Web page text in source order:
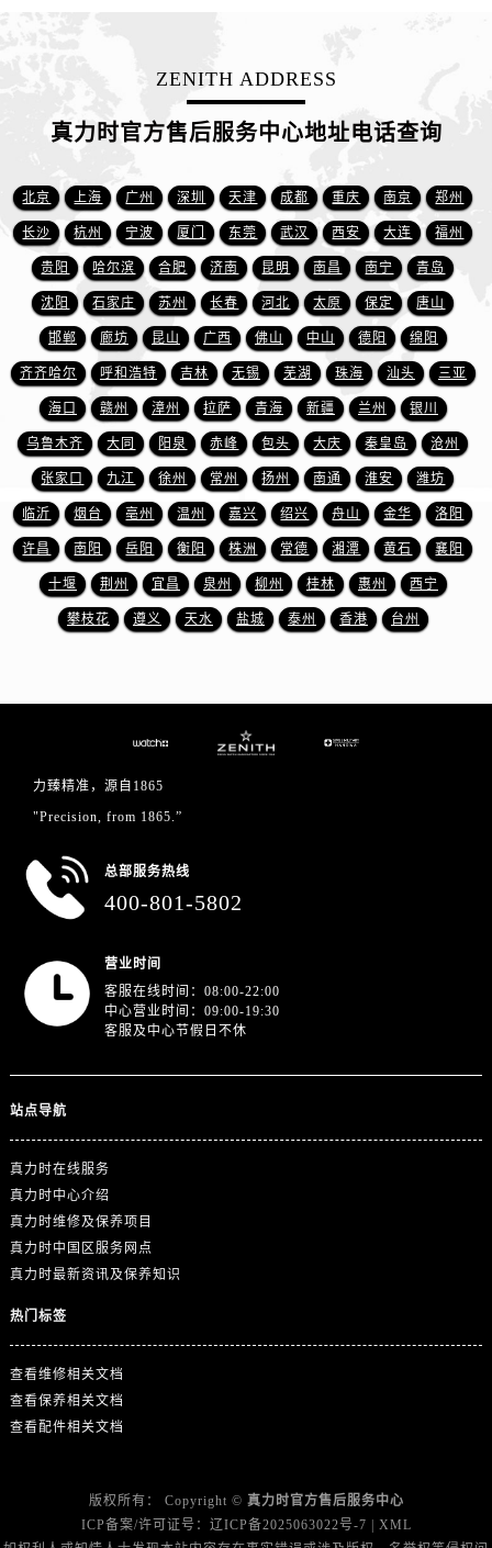
四川省阿坝州市马尔康市团结街真力时售后服务中心（需提前预约）
四川省成都市锦江区人民东路6号SAC东原中心24层2406B室真力时售后服务中心（需提前预约）
四川省达州市通川区中心广场、老车坝真力时售后服务中心（需提前预约）
四川省德阳市旌阳区长江西路、南街真力时售后服务中心（需提前预约）
四川省甘孜州市康定市情歌广场、箭炉街真力时售后服务中心（需提前预约）
四川省广安市广安区建安南路真力时售后服务中心（需提前预约）
四川省广元市利州区老城南北街、东大街真力时售后服务中心（需提前预约）
四川省乐山市市中区嘉定中路真力时售后服务中心（需提前预约）
四川省凉山州市西昌市大巷口下街真力时售后服务中心（需提前预约）
四川省泸州市江阳区治平路真力时售后服务中心（需提前预约）
四川省眉山市东坡区三苏路真力时售后服务中心（需提前预约）
四川省绵阳市涪城区翠花街真力时售后服务中心（需提前预约）
四川省南充市高坪区江东大道真力时售后服务中心（需提前预约）
四川省内江市东兴区汉安大道真力时售后服务中心（需提前预约）
四川省攀枝花市东区三线大道北段真力时售后服务中心（需提前预约）
ZENITH ADDRESS
真力时官方售后服务中心地址电话查询
北京 上海 广州 深圳 天津 成都 重庆 南京 郑州
长沙 杭州 宁波 厦门 东莞 武汉 西安 大连 福州
贵阳 哈尔滨 合肥 济南 昆明 南昌 南宁 青岛
沈阳 石家庄 苏州 长春 河北 太原 保定 唐山
邯郸 廊坊 昆山 广西 佛山 中山 德阳 绵阳
齐齐哈尔 呼和浩特 吉林 无锡 芜湖 珠海 汕头 三亚
海口 赣州 漳州 拉萨 青海 新疆 兰州 银川
乌鲁木齐 大同 阳泉 赤峰 包头 大庆 秦皇岛 沧州
张家口 九江 徐州 常州 扬州 南通 淮安 潍坊
临沂 烟台 亳州 温州 嘉兴 绍兴 舟山 金华 洛阳
许昌 南阳 岳阳 衡阳 株洲 常德 湘潭 黄石 襄阳
十堰 荆州 宜昌 泉州 柳州 桂林 惠州 西宁
攀枝花 遵义 天水 盐城 泰州 香港 台州
力臻精准，源自1865
"Precision, from 1865.”
总部服务热线
400-801-5802
营业时间
客服在线时间：08:00-22:00
中心营业时间：09:00-19:30
客服及中心节假日不休
站点导航
真力时在线服务
真力时中心介绍
真力时维修及保养项目
真力时中国区服务网点
真力时最新资讯及保养知识
热门标签
查看维修相关文档
查看保养相关文档
查看配件相关文档
版权所有： Copyright © 真力时官方售后服务中心
ICP备案/许可证号： 辽ICP备2025063022号-7
XML